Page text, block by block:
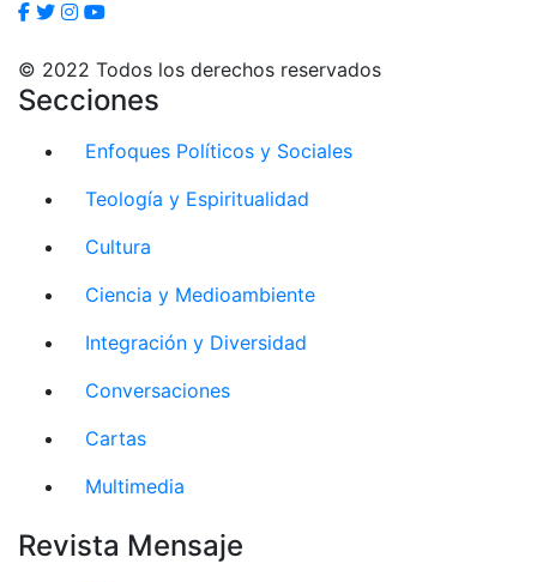
© 2022 Todos los derechos reservados
Secciones
Enfoques Políticos y Sociales
Teología y Espiritualidad
Cultura
Ciencia y Medioambiente
Integración y Diversidad
Conversaciones
Cartas
Multimedia
Revista Mensaje